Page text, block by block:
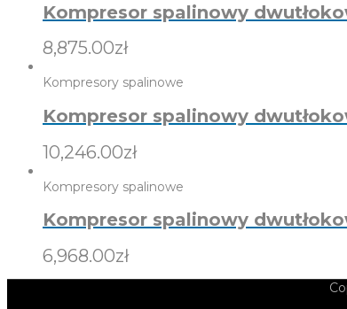
Kompresor spalinowy
8,875.00zł
Kompresory spalinowe
Kompresor spalinowy
10,246.00zł
Kompresory spalinowe
Kompresor spalinowy
6,968.00zł